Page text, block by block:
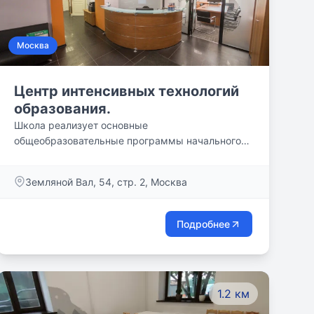
Москва
Центр интенсивных технологий
образования.
Школа реализует основные
общеобразовательные программы начального,
аккредитацию города Москвы. По окончании
итоговой аттестации выпускникам выдается
аттестат государственного образца.
Земляной Вал, 54, стр. 2, Москва
Подробнее
1.2 км